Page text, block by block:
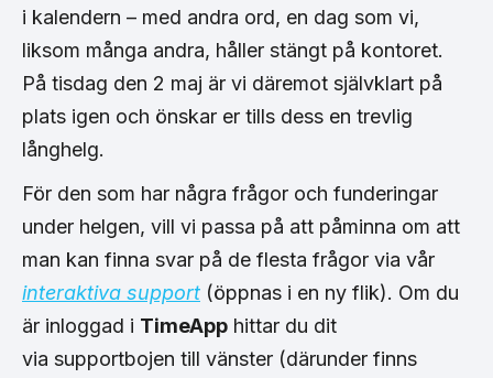
i kalendern – med andra ord, en dag som vi,
liksom många andra, håller stängt på kontoret.
På tisdag den 2 maj är vi däremot självklart på
plats igen och önskar er tills dess en trevlig
långhelg.
För den som har några frågor och funderingar
under helgen, vill vi passa på att påminna om att
man kan finna svar på de flesta frågor via vår
interaktiva support (öppnas i en ny flik). Om du
är inloggad i TimeApp hittar du dit
via supportbojen till vänster (därunder finns